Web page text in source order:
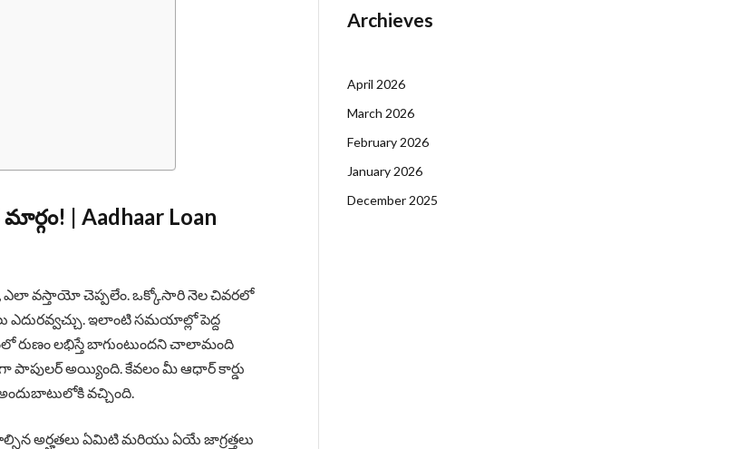
| Aadhaar Loan
ఎలా వస్తాయో చెప్పలేం. ఒక్కోసారి నెల చివరలో
ఎదురవ్వచ్చు. ఇలాంటి సమయాల్లో పెద్ద
రుణం లభిస్తే బాగుంటుందని చాలామంది
పాపులర్ అయ్యింది. కేవలం మీ ఆధార్ కార్డు
వచ్చింది.
అర్హతలు ఏమిటి మరియు ఏయే జాగ్రత్తలు
Archieves
April 2026
March 2026
February 2026
January 2026
December 2025